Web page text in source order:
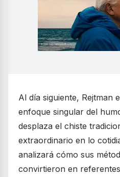
Al día siguiente, Rejtman
enfoque singular del
desplaza el chiste
extraordinario en lo
analizará cómo sus
convirtieron en